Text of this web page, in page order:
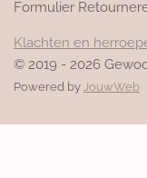
Formulier
Klachten en
© 2019 - 2026
Powered by JouwWeb